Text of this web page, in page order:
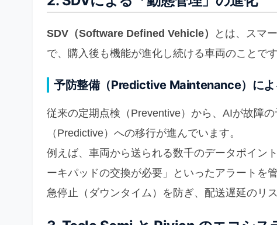
SDV（Software Defined Vehicle）
とは、スマ
で、購入後も機能が進化し続ける車両のことです
予防整備（Predictive Maintenance）によ
従来の定期点検（Preventive）から、AIが故障
（Predictive）への移行が進んでいます。
例えば、車両から送られる数千のデータポイン
ーキパッドの交換が必要」といったアラートを
急停止（ダウンタイム）を防ぎ、配送遅延のリ